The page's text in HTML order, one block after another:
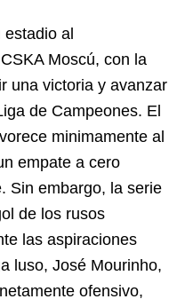
al
Moscú, con la
una victoria y avanzar
de Campeones. El
minimamente al
empate a cero
Sin embargo, la serie
de los rusos
las aspiraciones
luso, José Mourinho,
ofensivo,